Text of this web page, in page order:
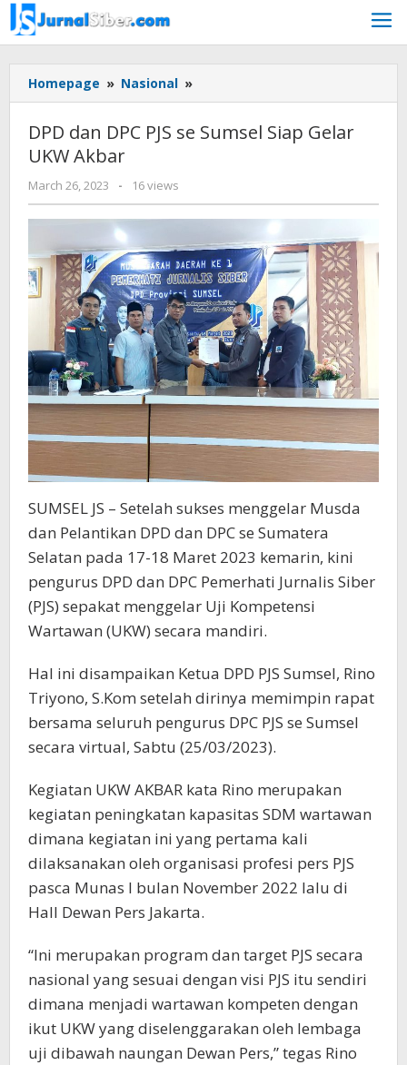
Skip
to
content
Homepage » Nasional »
dan
PJS
Gelar
Akbar
DPD dan DPC PJS se Sumsel Siap Gelar
UKW Akbar
March 26, 2023
by
Jurnalsiber
- 16 views
SUMSEL JS – Setelah sukses menggelar Musda
dan Pelantikan DPD dan DPC se Sumatera
Selatan pada 17-18 Maret 2023 kemarin, kini
pengurus DPD dan DPC Pemerhati Jurnalis Siber
(PJS) sepakat menggelar Uji Kompetensi
Wartawan (UKW) secara mandiri.
Hal ini disampaikan Ketua DPD PJS Sumsel, Rino
Triyono, S.Kom setelah dirinya memimpin rapat
bersama seluruh pengurus DPC PJS se Sumsel
secara virtual, Sabtu (25/03/2023).
Kegiatan UKW AKBAR kata Rino merupakan
kegiatan peningkatan kapasitas SDM wartawan
dimana kegiatan ini yang pertama kali
dilaksanakan oleh organisasi profesi pers PJS
pasca Munas I bulan November 2022 lalu di
Hall Dewan Pers Jakarta.
“Ini merupakan program dan target PJS secara
nasional yang sesuai dengan visi PJS itu sendiri
dimana menjadi wartawan kompeten dengan
ikut UKW yang diselenggarakan oleh lembaga
uji dibawah naungan Dewan Pers,” tegas Rino